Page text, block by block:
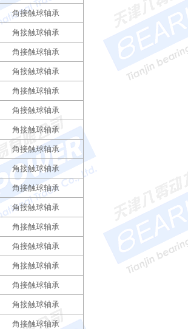
角接触球轴承
角接触球轴承
角接触球轴承
角接触球轴承
角接触球轴承
角接触球轴承
角接触球轴承
角接触球轴承
角接触球轴承
角接触球轴承
角接触球轴承
角接触球轴承
角接触球轴承
角接触球轴承
角接触球轴承
角接触球轴承
角接触球轴承